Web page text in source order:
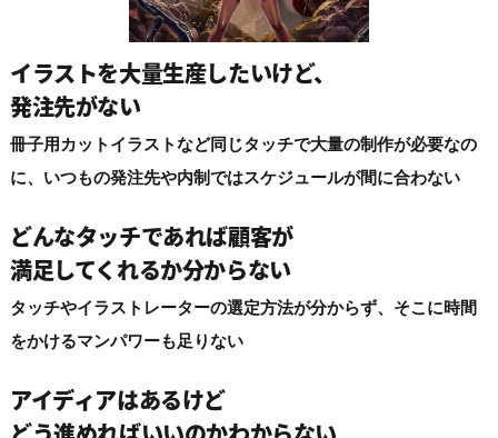
イラストを大量生産したいけど、
発注先がない
冊子用カットイラストなど同じタッチで大量の制作が必要なの
に、いつもの発注先や内制ではスケジュールが間に合わない
どんなタッチであれば顧客が
満足してくれるか分からない
タッチやイラストレーターの選定方法が分からず、そこに時間
をかけるマンパワーも足りない
アイディアはあるけど